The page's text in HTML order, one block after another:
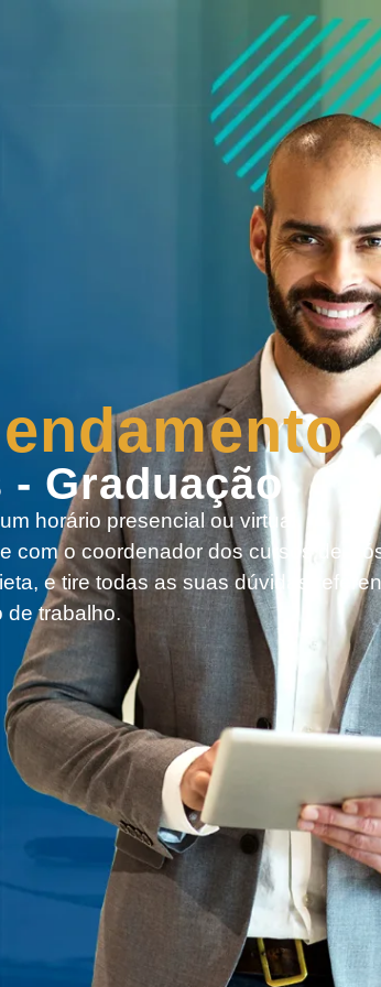
- Graduação
horário presencial ou virtual.
com o coordenador dos cursos de
e tire todas as suas dúvidas
de trabalho.